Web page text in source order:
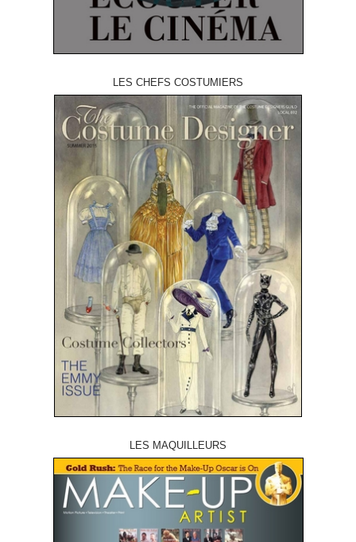
LES CHEFS COSTUMIERS
LES MAQUILLEURS